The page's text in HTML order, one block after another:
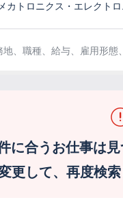
カトロニクス・エレクト
地、職種、給与、雇用形態
に合うお仕事は見
更して、再度検